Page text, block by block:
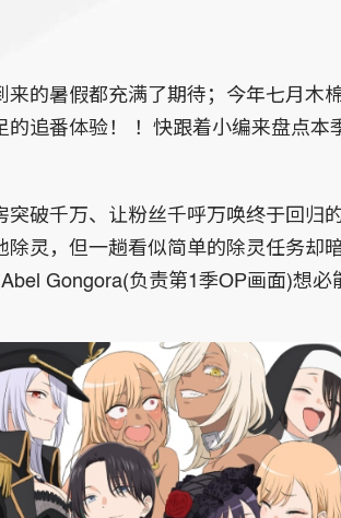
的暑假都充满了期待；今年七月木
追番体验！ ！快跟着小编来盘点本
破千万、让粉丝千呼万唤终于回归
灵，但一趟看似简单的除灵任务却
Gongora(负责第1季OP画面)想